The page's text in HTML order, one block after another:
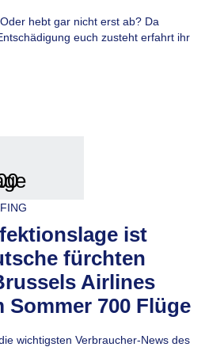
hebt gar nicht erst ab? Da
euch zusteht erfahrt ihr
ist
fürchten
Airlines
Sommer 700 Flüge
wichtigsten Verbraucher-News des